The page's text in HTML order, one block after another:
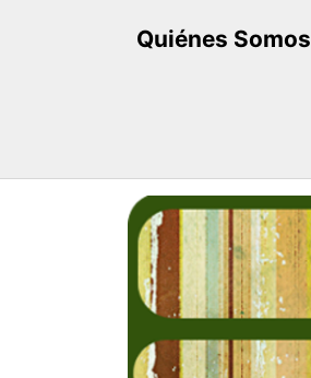
Quiénes Somos